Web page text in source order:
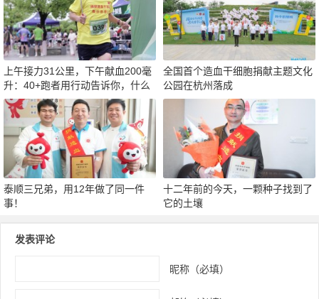
上午接力31公里，下午献血200毫
升：40+跑者用行动告诉你，什么
才是真正的“热血”
全国首个造血干细胞捐献主题文化
公园在杭州落成
泰顺三兄弟，用12年做了同一件
事！
十二年前的今天，一颗种子找到了
它的土壤
发表评论
昵称（必填）